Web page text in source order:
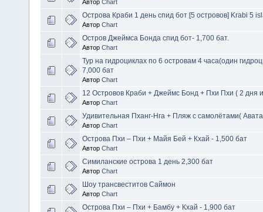
Автор Chart
Острова Краби 1 день спид бот [5 островов] Krabi 5
Автор Chart
Остров Джеймса Бонда спид бот- 1,700 бат.
Автор Chart
Тур на гидроциклах по 6 островам 4 часа(один
7,000 бат
Автор Chart
12 Островов Краби + Джеймс Бонд + Пхи Пхи ( 2 дня
Автор Chart
Удивительная Пханг-Нга + Пляж с самолётами(
Автор Chart
Острова Пхи – Пхи + Майя Бей + Кхай - 1,500 бат
Автор Chart
Симиланские острова 1 день 2,300 бат
Автор Chart
Шоу трансвеститов Саймон
Автор Chart
Острова Пхи – Пхи + Бамбу + Кхай - 1,900 бат